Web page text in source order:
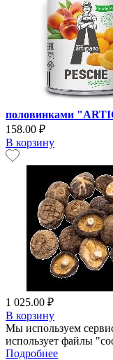
половинками
158.00 ₽
В корзину
1 025.00 ₽
В корзину
Мы используем
использует файлы
Подробнее